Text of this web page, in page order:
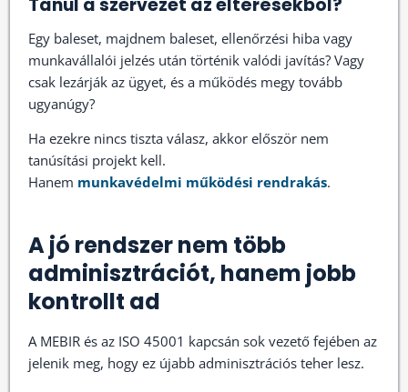
Egy baleset, majdnem baleset, ellenőrzési hiba vagy
munkavállalói jelzés után történik valódi javítás? Vagy
csak lezárják az ügyet, és a működés megy tovább
ugyanúgy?
Ha ezekre nincs tiszta válasz, akkor először nem
tanúsítási projekt kell.
Hanem munkavédelmi működési rendrakás.
A jó rendszer nem több
adminisztrációt, hanem jobb
kontrollt ad
A MEBIR és az ISO 45001 kapcsán sok vezető fejében az
jelenik meg, hogy ez újabb adminisztrációs teher lesz.